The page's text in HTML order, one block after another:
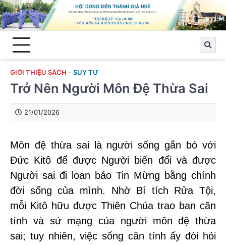
Skip
to
content
GIỚI THIỆU SÁCH SUY TƯ
Trở Nên Người Môn Đệ Thừa Sai
21/01/2026
Môn đệ thừa sai là người sống gắn bó với
Đức Kitô để được Người biến đổi và được
Người sai đi loan báo Tin Mừng bằng chính
đời sống của mình. Nhờ Bí tích Rửa Tội,
mỗi Kitô hữu được Thiên Chúa trao ban căn
tính và sứ mạng của người môn đệ thừa
sai; tuy nhiên, việc sống căn tính ấy đòi hỏi